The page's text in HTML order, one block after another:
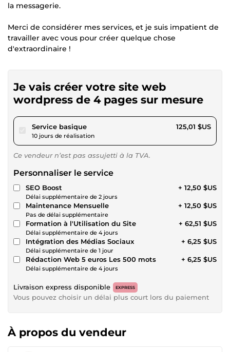
la messagerie.
Merci de considérer mes services, et je suis impatient de
travailler avec vous pour créer quelque chose
d'extraordinaire !
Je vais créer votre site web
wordpress de 4 pages sur mesure
Service basiquepour 115,21 $US
10 jours de réalisation
125,01 $US
Ce vendeur n’est pas assujetti à la TVA.
Personnaliser le service
SEO Boost
Délai supplémentaire de 2 jours
+ 12,50 $US
Maintenance Mensuelle
Pas de délai supplémentaire
+ 12,50 $US
Formation à l'Utilisation du Site
Délai supplémentaire de 4 jours
+ 62,51 $US
Intégration des Médias Sociaux
Délai supplémentaire de 1 jour
+ 6,25 $US
Rédaction Web 5 euros Les 500 mots
Délai supplémentaire de 4 jours
+ 6,25 $US
Livraison express disponible EXPRESS
Vous pouvez choisir un délai plus court lors du paiement
À propos du vendeur